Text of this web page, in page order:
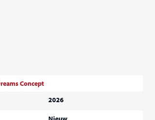
Concept
2026